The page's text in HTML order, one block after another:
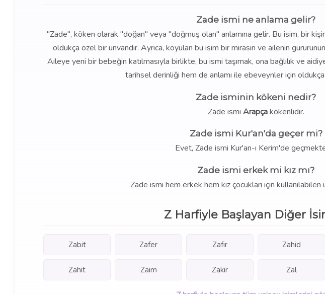
Zade ismi ne anlama gelir?
"Zade", köken olarak "doğan" veya "doğmuş olan" anlamına gelir. Bu isim, bir
oldukça özel bir unvandır. Ayrıca, koyulan bu isim bir mirasın ve ailenin
Aileye yeni bir bebeğin katılmasıyla birlikte, bu ismi taşımak, ona bağlılık ve
tarihsel derinliği hem de anlamı ile ebeveynler için
Zade isminin kökeni nedir?
Zade ismi Arapçakökenlidir.
Zade ismi Kur'an'da geçer mi?
Evet, Zade ismi Kur'an-ı Kerim'de
Zade ismi erkek mi kız mı?
Zade ismi hem erkek hem kız çocukları için
Z Harfiyle Başlayan Diğer
Zabit Zafer Zafir Zahid
Zahit Zaim Zakir Zal